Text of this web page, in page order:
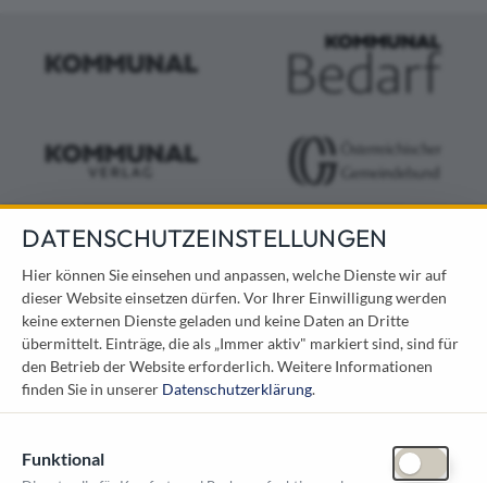
KONTAKT
Österreichischer Kommunal-Verlag GmbH
Löwelstraße 6 / 2. Stock
1010 Wien
messe@kommunal.at
DATENSCHUTZEINSTELLUNGEN
Hier können Sie einsehen und anpassen, welche Dienste wir auf
dieser Website einsetzen dürfen. Vor Ihrer Einwilligung werden
keine externen Dienste geladen und keine Daten an Dritte
übermittelt. Einträge, die als „Immer aktiv" markiert sind, sind für
den Betrieb der Website erforderlich.Weitere Informationen
finden Sie in unserer Datenschutzerklärung.
Funktional